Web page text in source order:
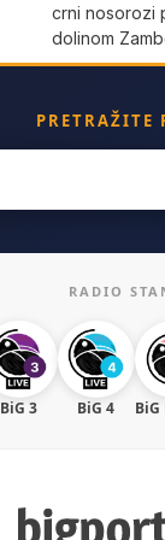
crni nosorozi
dolinom
PRETRAŽITE
RADIO
BiG 3 BiG 4 BiG